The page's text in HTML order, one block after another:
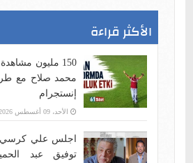
الأكثر قراءة
150 مليون
محمد صلاح مع
إنستجرام
الأحد، 09 أغسطس 2026 11:43 ص
اجلس علي كرسي
توفيق عبد